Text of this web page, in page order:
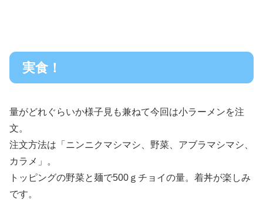
実食！
量がどれぐらいか様子見も兼ねて今回は小ラーメンを注
文。
注文方法は「ニンニクマシマシ、野菜、アブラマシマシ、
カラメ」。
トッピングの野菜と麺で500ｇチョイの量。着丼が楽しみ
です。